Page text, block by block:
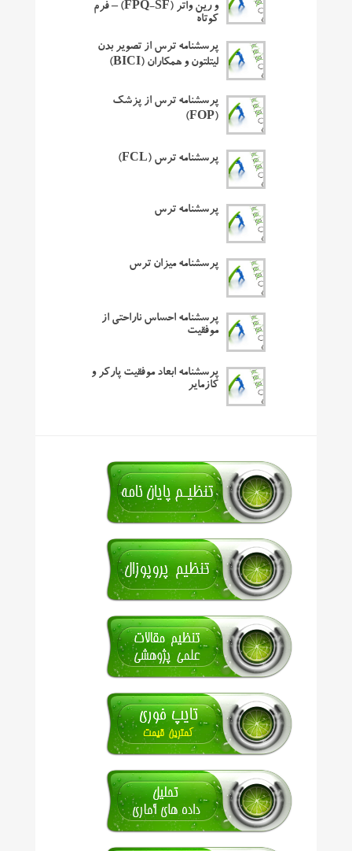
و رین واتر (FPQ-SF) – فرم
کوتاه
پرسشنامه ترس از تصویر بدن
لیتلتون و همکاران (BICI)
پرسشنامه ترس از پزشک
(FOP)
پرسشنامه ترس (FCL)
پرسشنامه ترس
پرسشنامه میزان ترس
پرسشنامه احساس ناراحتی از
موفقیت
پرسشنامه ابعاد موفقیت پارکر و
کازمایر